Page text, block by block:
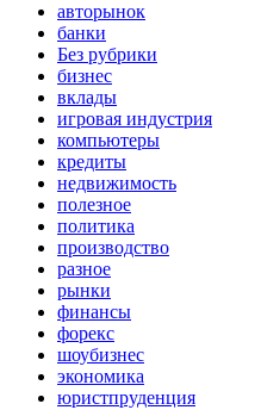
авторынок
банки
Без рубрики
бизнес
вклады
игровая индустрия
компьютеры
кредиты
недвижимость
полезное
политика
производство
разное
рынки
финансы
форекс
шоубизнес
экономика
юристпруденция